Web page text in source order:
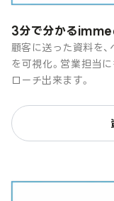
3分で分かる
顧客に送った資料を、
を可視化。営業担当
ローチ出来ます。